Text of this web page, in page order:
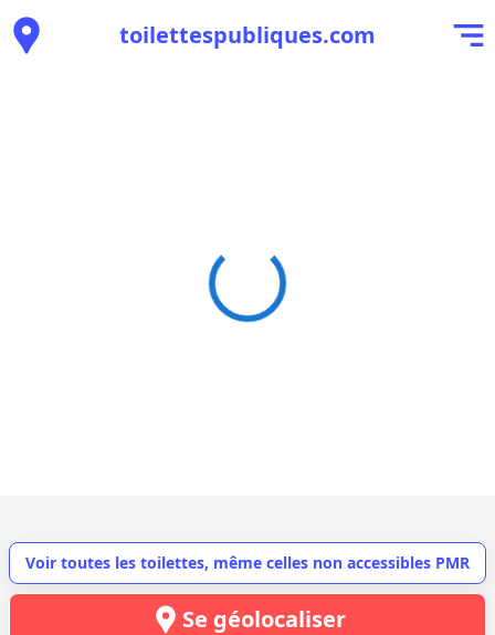
toilettespubliques.com
Voir toutes les toilettes, même celles non accessibles PMR
Se géolocaliser